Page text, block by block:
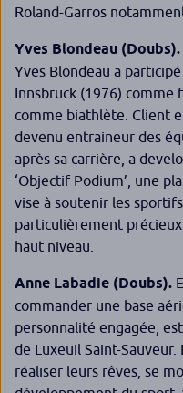
Roland-Garros
Yves Blondeau (Doubs).
Yves Blondeau a
Innsbruck (1976) comme
comme biathlète. Client
devenu entraineur des
après sa carrière, a
‘Objectif Podium’, une
vise à soutenir les
particulièrement
haut niveau.
Anne Labadie (Doubs).
commander une base
personnalité engagée,
de Luxeuil Saint-
réaliser leurs rêves, se